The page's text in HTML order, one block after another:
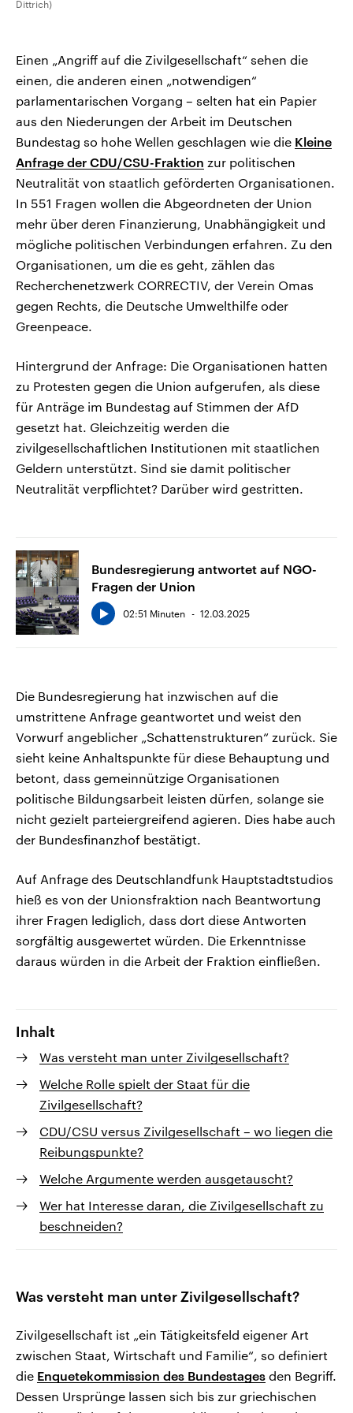
Dittrich)
Einen „Angriff auf die Zivilgesellschaft“ sehen die
einen, die anderen einen „notwendigen“
parlamentarischen Vorgang – selten hat ein Papier
aus den Niederungen der Arbeit im Deutschen
Bundestag so hohe Wellen geschlagen wie die Kleine
Anfrage der CDU/CSU-Fraktion zur politischen
Neutralität von staatlich geförderten Organisationen.
In 551 Fragen wollen die Abgeordneten der Union
mehr über deren Finanzierung, Unabhängigkeit und
mögliche politischen Verbindungen erfahren. Zu den
Organisationen, um die es geht, zählen das
Recherchenetzwerk CORRECTIV, der Verein Omas
gegen Rechts, die Deutsche Umwelthilfe oder
Greenpeace.
Hintergrund der Anfrage: Die Organisationen hatten
zu Protesten gegen die Union aufgerufen, als diese
für Anträge im Bundestag auf Stimmen der AfD
gesetzt hat. Gleichzeitig werden die
zivilgesellschaftlichen Institutionen mit staatlichen
Geldern unterstützt. Sind sie damit politischer
Neutralität verpflichtet? Darüber wird gestritten.
Bundesregierung antwortet auf NGO-
Fragen der Union
02:51 Minuten 12.03.2025
Die Bundesregierung hat inzwischen auf die
umstrittene Anfrage geantwortet und weist den
Vorwurf angeblicher „Schattenstrukturen“ zurück. Sie
sieht keine Anhaltspunkte für diese Behauptung und
betont, dass gemeinnützige Organisationen
politische Bildungsarbeit leisten dürfen, solange sie
nicht gezielt parteiergreifend agieren. Dies habe auch
der Bundesfinanzhof bestätigt.
Auf Anfrage des Deutschlandfunk Hauptstadtstudios
hieß es von der Unionsfraktion nach Beantwortung
ihrer Fragen lediglich, dass dort diese Antworten
sorgfältig ausgewertet würden. Die Erkenntnisse
daraus würden in die Arbeit der Fraktion einfließen.
Inhalt
Was versteht man unter Zivilgesellschaft?
Welche Rolle spielt der Staat für die
Zivilgesellschaft?
CDU/CSU versus Zivilgesellschaft – wo liegen die
Reibungspunkte?
Welche Argumente werden ausgetauscht?
Wer hat Interesse daran, die Zivilgesellschaft zu
beschneiden?
Was versteht man unter Zivilgesellschaft?
Zivilgesellschaft ist „ein Tätigkeitsfeld eigener Art
zwischen Staat, Wirtschaft und Familie“, so definiert
die Enquetekommission des Bundestages den Begriff.
Dessen Ursprünge lassen sich bis zur griechischen